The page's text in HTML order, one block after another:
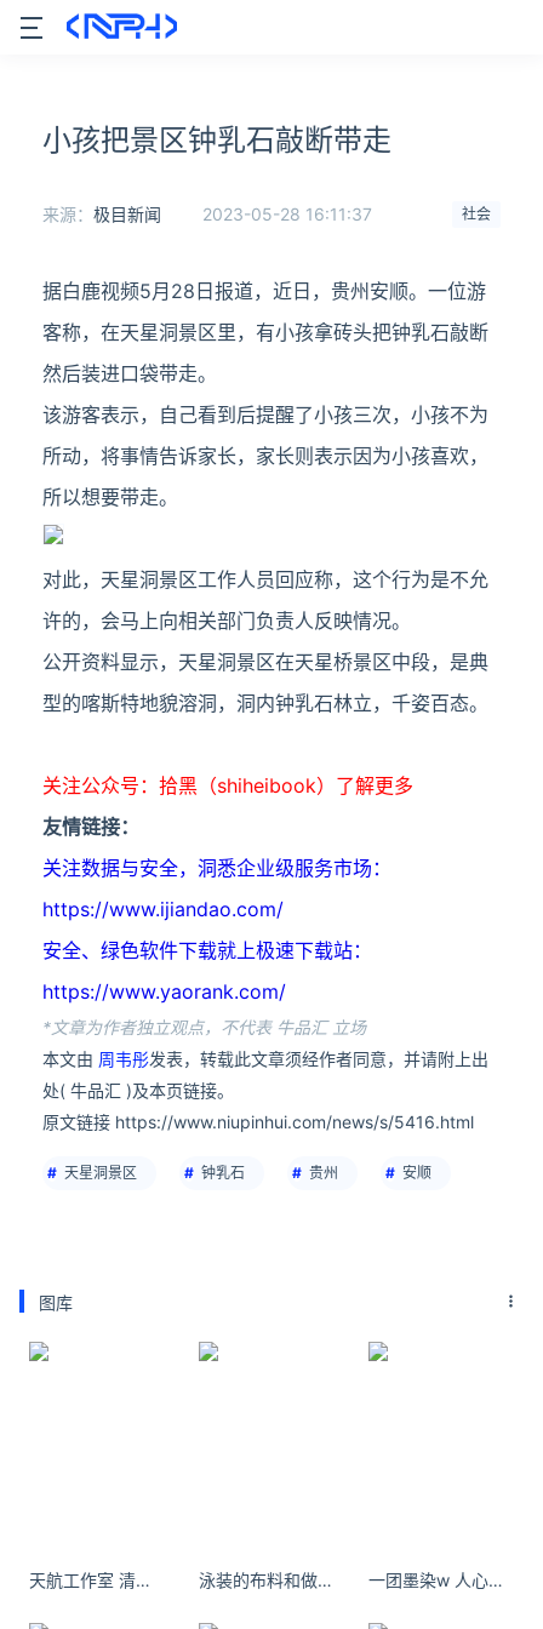
小孩把景区钟乳石敲断带走
社会
来源： 极目新闻 2023-05-28 16:11:37
据白鹿视频5月28日报道，近日，贵州安顺。一位游
客称，在天星洞景区里，有小孩拿砖头把钟乳石敲断
然后装进口袋带走。
该游客表示，自己看到后提醒了小孩三次，小孩不为
所动，将事情告诉家长，家长则表示因为小孩喜欢，
所以想要带走。
对此，天星洞景区工作人员回应称，这个行为是不允
许的，会马上向相关部门负责人反映情况。
公开资料显示，天星洞景区在天星桥景区中段，是典
型的喀斯特地貌溶洞，洞内钟乳石林立，千姿百态。
关注公众号：拾黑（shiheibook）了解更多
友情链接：
关注数据与安全，洞悉企业级服务市场：
https://www.ijiandao.com/
安全、绿色软件下载就上极速下载站：
https://www.yaorank.com/
*文章为作者独立观点，不代表 牛品汇 立场
本文由 周韦彤发表，转载此文章须经作者同意，并请附上出
处( 牛品汇 )及本页链接。
原文链接 https://www.niupinhui.com/news/s/5416.html
天星洞景区 钟乳石 贵州 安顺
图库
天航工作室 清氧系女孩谁不爱呢@Wyt0418 泳装的布料和做工都很好，上身也很显身材。本人168/52买的L 仅供参考。挺满意的 一团墨染w 人心换人心 四两换半斤.